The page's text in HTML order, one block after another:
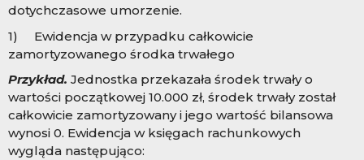
dotychczasowe umorzenie.
1) Ewidencja w przypadku całkowicie
zamortyzowanego środka trwałego
Przykład. Jednostka przekazała środek trwały o
wartości początkowej 10.000 zł, środek trwały został
całkowicie zamortyzowany i jego wartość bilansowa
wynosi 0. Ewidencja w księgach rachunkowych
wygląda następująco: